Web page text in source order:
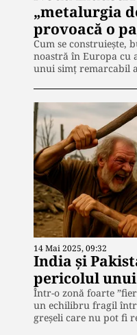
„metalurgia
provoacă o
Cum se construiește,
noastră în Europa
unui simț remarcabil
14 Mai 2025, 09:32
India și
pericolul
Într-o zonă foarte
un echilibru fragil
greșeli care nu pot fi